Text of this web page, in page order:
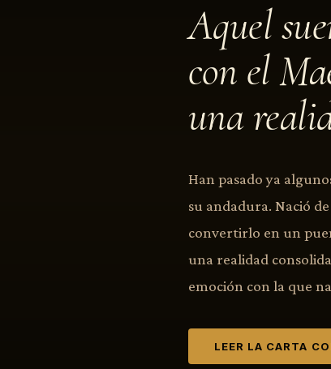
Aquel
con el
una
Han pasado ya
su andadura. Nació
convertirlo en un
una realidad
emoción con la que
LEER LA CARTA